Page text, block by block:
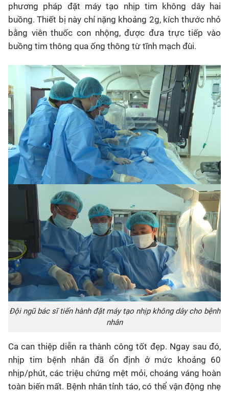
phương pháp đặt máy tạo nhịp tim không dây hai
buồng. Thiết bị này chỉ nặng khoảng 2g, kích thước nhỏ
bằng viên thuốc con nhộng, được đưa trực tiếp vào
buồng tim thông qua ống thông từ tĩnh mạch đùi.
Đội ngũ bác sĩ tiến hành đặt máy tạo nhịp không dây cho bệnh
nhân
Ca can thiệp diễn ra thành công tốt đẹp. Ngay sau đó,
nhịp tim bệnh nhân đã ổn định ở mức khoảng 60
nhịp/phút, các triệu chứng mệt mỏi, choáng váng hoàn
toàn biến mất. Bệnh nhân tỉnh táo, có thể vận động nhẹ